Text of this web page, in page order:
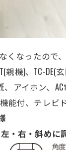
くなったので
機)、TC-DE(
、アイホン、
能付、テレビ
・右・斜めに